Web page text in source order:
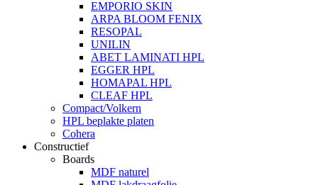
EMPORIO SKIN
ARPA BLOOM FENIX
RESOPAL
UNILIN
ABET LAMINATI HPL
EGGER HPL
HOMAPAL HPL
CLEAF HPL
Compact/Volkern
HPL beplakte platen
Cohera
Constructief
Boards
MDF naturel